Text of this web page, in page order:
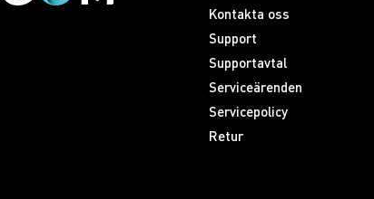
Kontakta oss
Support
Supportavtal
Serviceärenden
Servicepolicy
Retur